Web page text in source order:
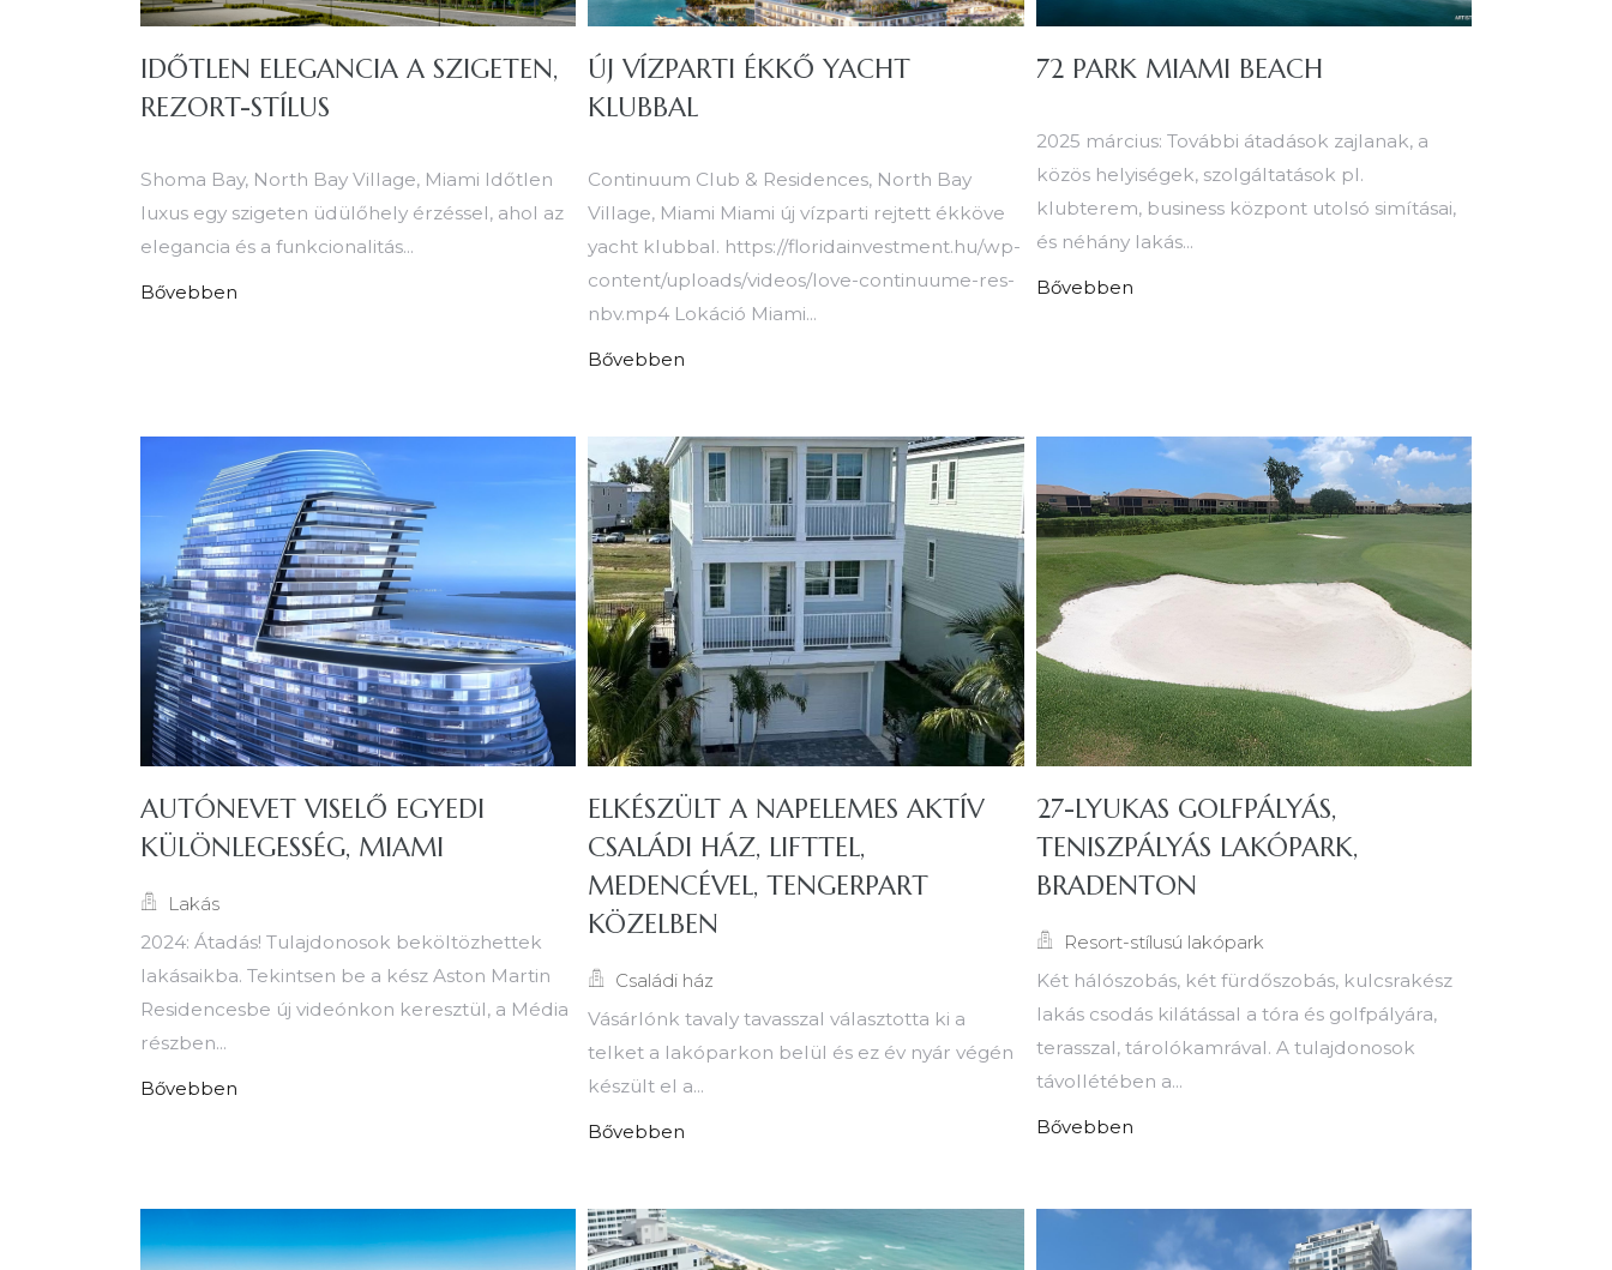
IDŐTLEN ELEGANCIA A SZIGETEN,
REZORT-STÍLUS
Shoma Bay, North Bay Village, Miami Időtlen
luxus egy szigeten üdülőhely érzéssel, ahol az
elegancia és a funkcionalitás...
Bővebben
ÚJ VÍZPARTI ÉKKŐ YACHT
KLUBBAL
Continuum Club & Residences, North Bay
Village, Miami Miami új vízparti rejtett ékköve
yacht klubbal. https://floridainvestment.hu/wp-
content/uploads/videos/love-continuume-res-
nbv.mp4 Lokáció Miami...
Bővebben
72 PARK MIAMI BEACH
2025 március: További átadások zajlanak, a
közös helyiségek, szolgáltatások pl.
klubterem, business központ utolsó simításai,
és néhány lakás...
Bővebben
AUTÓNEVET VISELŐ EGYEDI
KÜLÖNLEGESSÉG, MIAMI
Lakás
2024: Átadás! Tulajdonosok beköltözhettek
lakásaikba. Tekintsen be a kész Aston Martin
Residencesbe új videónkon keresztül, a Média
részben...
Bővebben
ELKÉSZÜLT A NAPELEMES AKTÍV
CSALÁDI HÁZ, LIFTTEL,
MEDENCÉVEL, TENGERPART
KÖZELBEN
Családi ház
Vásárlónk tavaly tavasszal választotta ki a
telket a lakóparkon belül és ez év nyár végén
készült el a...
Bővebben
27-LYUKAS GOLFPÁLYÁS,
TENISZPÁLYÁS LAKÓPARK,
BRADENTON
Resort-stílusú lakópark
Két hálószobás, két fürdőszobás, kulcsrakész
lakás csodás kilátással a tóra és golfpályára,
terasszal, tárolókamrával. A tulajdonosok
távollétében a...
Bővebben